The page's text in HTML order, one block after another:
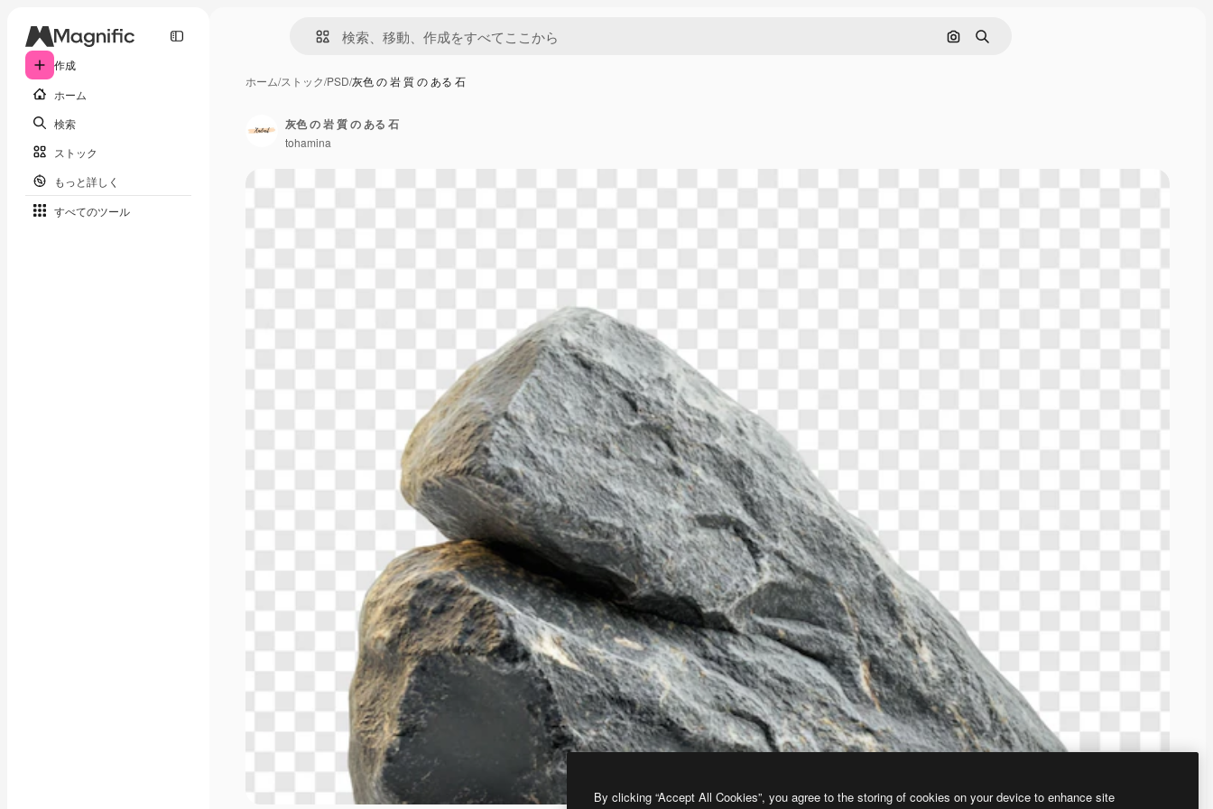
作成
ホーム
検索
ストック
もっと詳しく
すべてのツール
画像で検索
検索
ホーム/ストック/PSD/灰色 の 岩 質 の ある 石
灰色 の 岩 質 の ある 石
tohamina
By clicking “Accept All Cookies”, you agree to the storing of cookies on your device to enhance site